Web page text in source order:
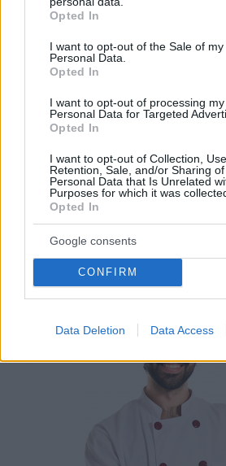
grant or deny consent to Google and
use your data for below specified
consent section.
Opted In
I want to opt-out of the Sale of my
Personal Data.
Opted In
I want to opt-out of processing my
Personal Data for Targeted
Opted In
I want to opt-out of Collection, Use,
Retention, Sale, and/or Sharing
Personal Data that Is Unrelated
Purposes for which it was
Opted In
Google consents
CONFIRM
Data Deletion Data Access
menú a los consumidores a
Por eso hemos diseñado un
ayudar a tu negocio a
circunstancias actuales que
viviendo. Contamos con una
trabajo en tu negocio o
puedas ofrecer a tus clientes
apoyo que merecen. Llega la
digital para quedarse. Menú
sector gastronómico de